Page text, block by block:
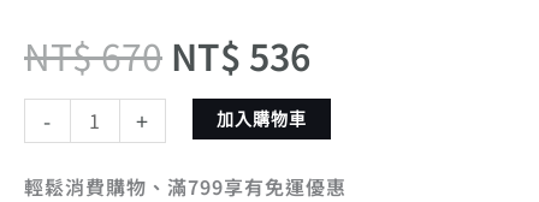
NT$670 NT$ 536
- + 加入購物車
輕鬆消費購物、滿799享有免運優惠